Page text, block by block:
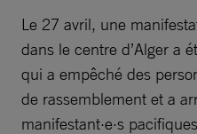
Le 27 avril, une
dans le centre d’Alger a
qui a empêché des
de rassemblement et a
manifestant·e·s